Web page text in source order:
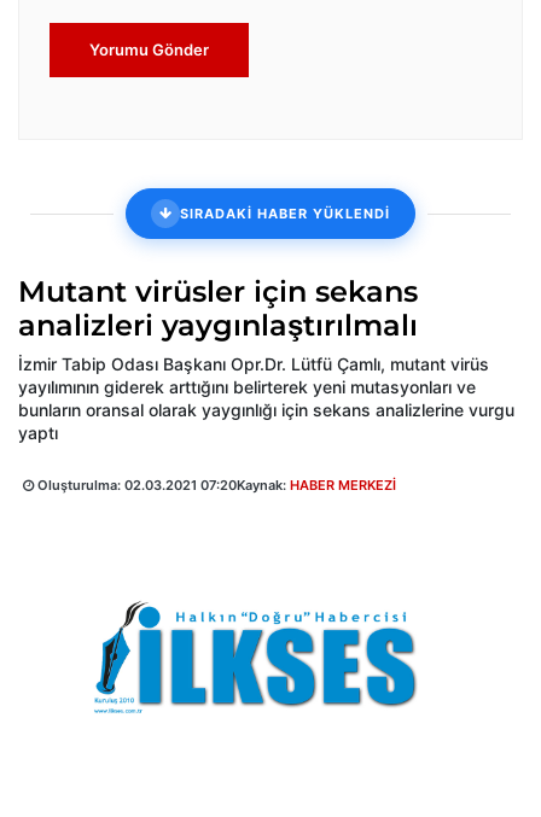
Yorumu Gönder
SIRADAKİ HABER YÜKLENDİ
Mutant virüsler için sekans
analizleri yaygınlaştırılmalı
İzmir Tabip Odası Başkanı Opr.Dr. Lütfü Çamlı, mutant virüs
yayılımının giderek arttığını belirterek yeni mutasyonları ve
bunların oransal olarak yaygınlığı için sekans analizlerine vurgu
yaptı
Oluşturulma: 02.03.2021 07:20Kaynak: HABER MERKEZİ